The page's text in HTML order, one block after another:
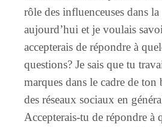
rôle des influenceuses dans
aujourd’hui et je voulais
accepterais de répondre à
questions? Je sais que tu
marques dans le cadre de
des réseaux sociaux en
Accepterais-tu de répondre à